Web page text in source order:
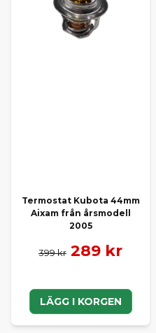
Termostat Kubota 44mm
Aixam från årsmodell
2005
399 kr 289 kr
LÄGG I KORGEN